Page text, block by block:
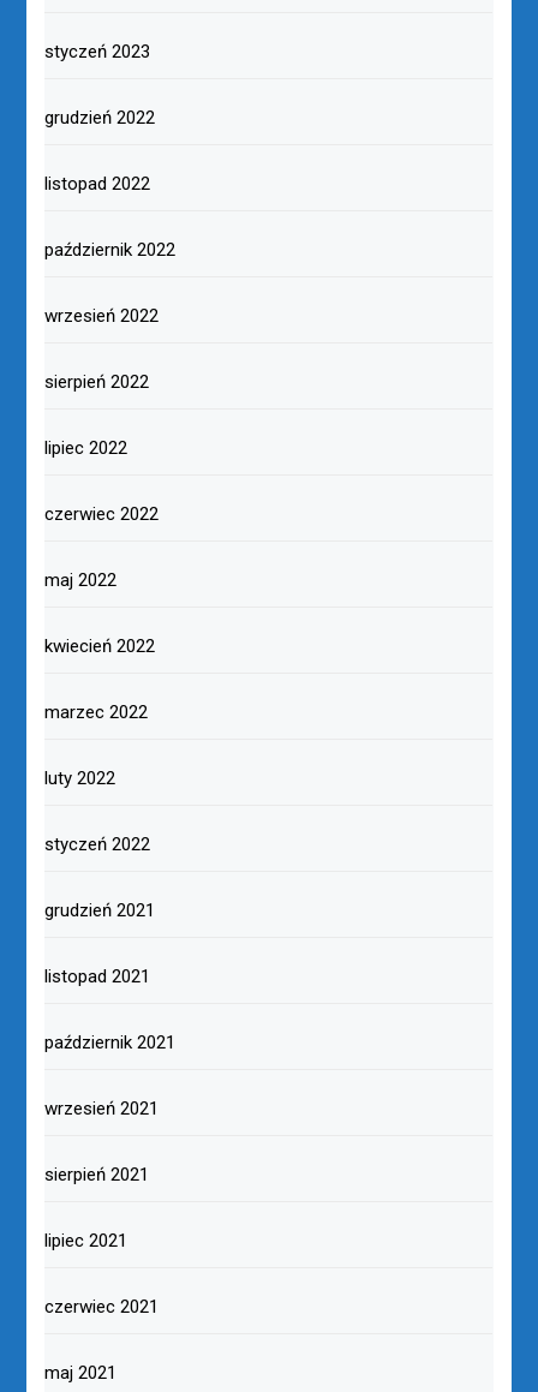
styczeń 2023
grudzień 2022
listopad 2022
październik 2022
wrzesień 2022
sierpień 2022
lipiec 2022
czerwiec 2022
maj 2022
kwiecień 2022
marzec 2022
luty 2022
styczeń 2022
grudzień 2021
listopad 2021
październik 2021
wrzesień 2021
sierpień 2021
lipiec 2021
czerwiec 2021
maj 2021